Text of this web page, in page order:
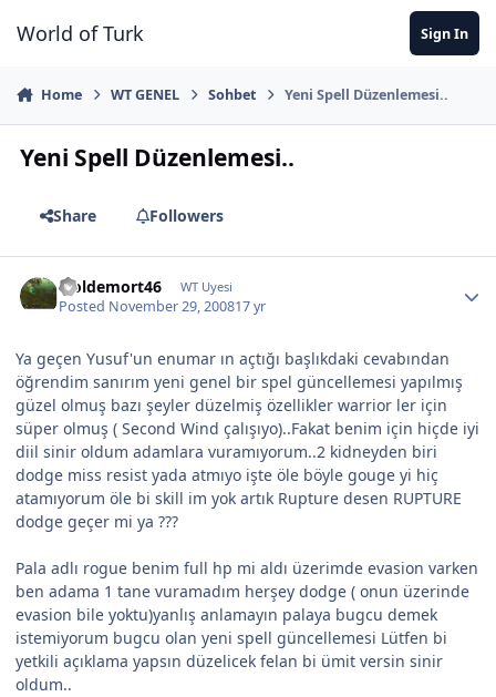
World of Turk Sign In
Home WT GENEL Sohbet Yeni Spell Düzenlemesi..
Yeni Spell Düzenlemesi..
Share Followers
woldemort46 WT Uyesi
Posted November 29, 200817 yr
Ya geçen Yusuf'un enumar ın açtığı başlıkdaki cevabından
öğrendim sanırım yeni genel bir spel güncellemesi yapılmış
güzel olmuş bazı şeyler düzelmiş özellikler warrior ler için
süper olmuş ( Second Wind çalışıyo)..Fakat benim için hiçde iyi
diil sinir oldum adamlara vuramıyorum..2 kidneyden biri
dodge miss resist yada atmıyo işte öle böyle gouge yi hiç
atamıyorum öle bi skill im yok artık Rupture desen RUPTURE
dodge geçer mi ya ???
Pala adlı rogue benim full hp mi aldı üzerimde evasion varken
ben adama 1 tane vuramadım herşey dodge ( onun üzerinde
evasion bile yoktu)yanlış anlamayın palaya bugcu demek
istemiyorum bugcu olan yeni spell güncellemesi Lütfen bi
yetkili açıklama yapsın düzelicek felan bi ümit versin sinir
oldum..